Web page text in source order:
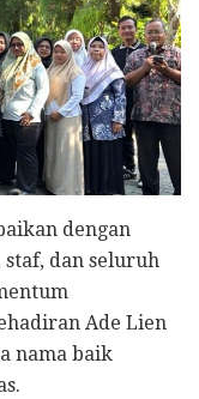
dengan
dan seluruh
Ade Lien
nama baik